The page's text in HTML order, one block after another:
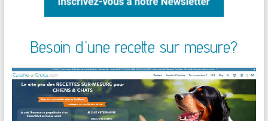
Besoin d'une recette sur mesure?